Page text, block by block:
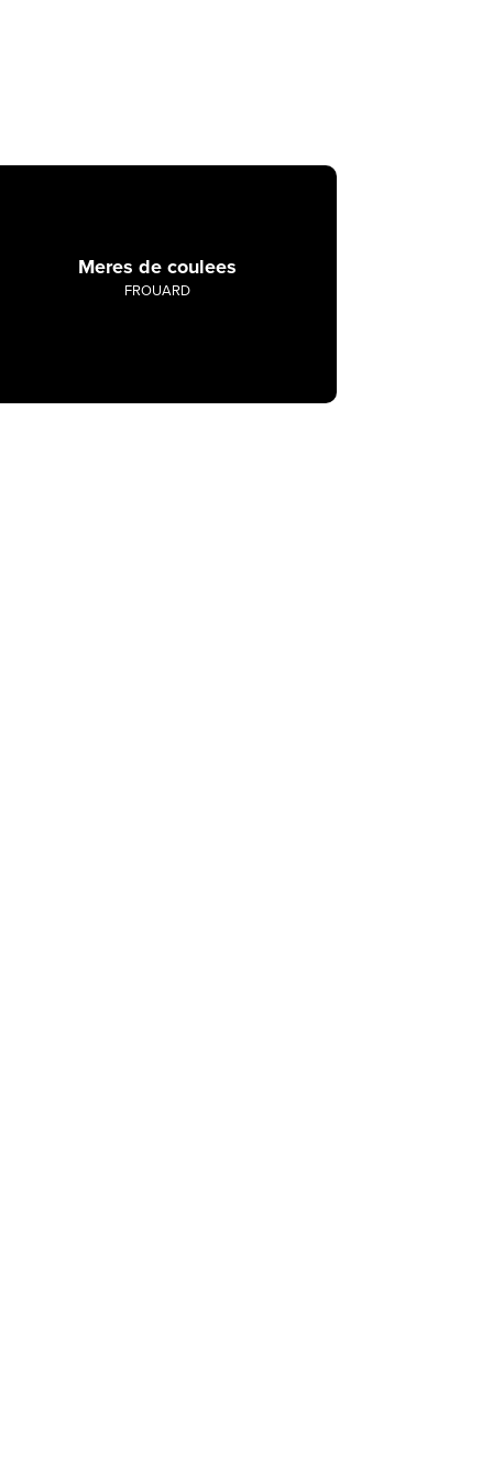
Meres de coulees
FROUARD